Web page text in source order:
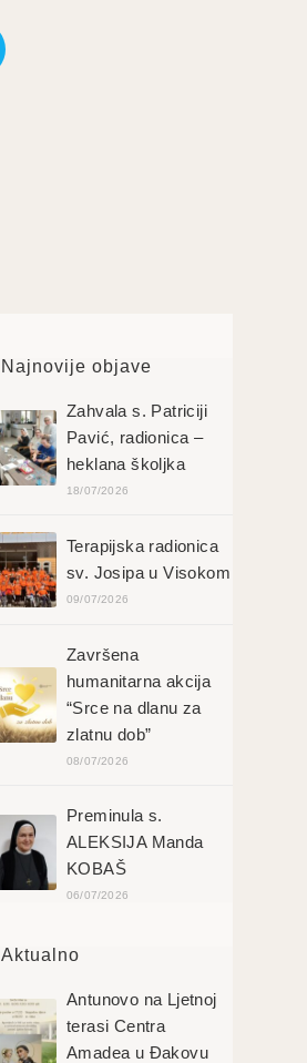
Najnovije objave
Zahvala s. Patriciji
Pavić, radionica –
heklana školjka
18/07/2026
Terapijska radionica
sv. Josipa u Visokom
09/07/2026
Završena
humanitarna akcija
“Srce na dlanu za
zlatnu dob”
08/07/2026
Preminula s.
ALEKSIJA Manda
KOBAŠ
06/07/2026
Aktualno
Antunovo na Ljetnoj
terasi Centra
Amadea u Đakovu